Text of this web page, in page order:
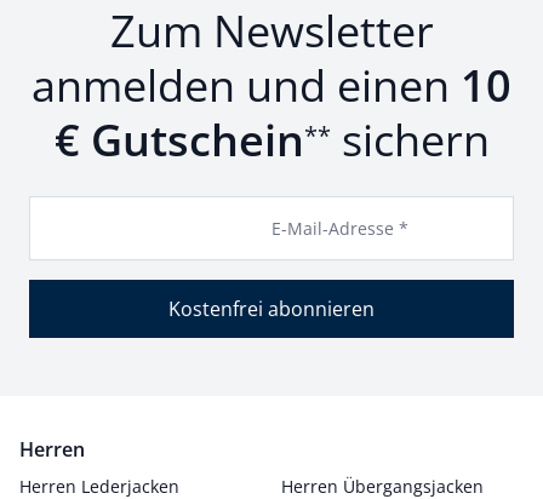
Zum Newsletter
anmelden und einen 10
€ Gutschein** sichern
E-Mail-Adresse *
Kostenfrei abonnieren
Herren
Herren Lederjacken
Herren Übergangsjacken